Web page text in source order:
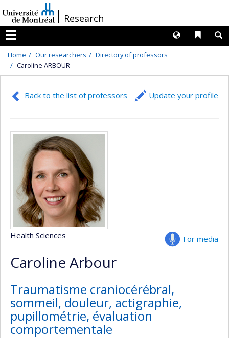
au
contenu
/Research
Menu
Liens
Langues
Home Our researchers
Directory of professors
Caroline ARBOUR
Back to the list of professors Update your profile
For media
Health Sciences
Caroline Arbour
Traumatisme craniocérébral,
sommeil, douleur, actigraphie,
pupillométrie, évaluation
comportementale